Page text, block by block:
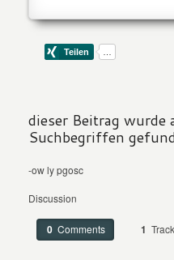
dieser Beitrag wurde
Suchbegriffen
-ow ly pgosc
Discussion
0 Comments 1